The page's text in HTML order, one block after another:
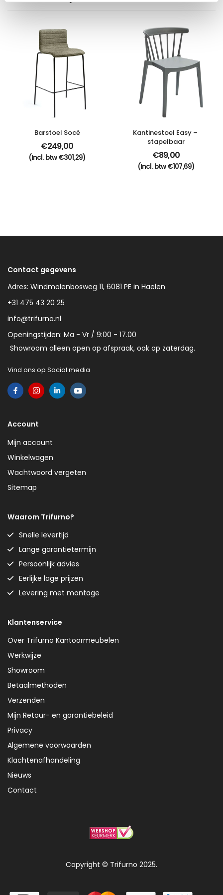
Barstoel Socé
€249,00
(Incl. btw€301,29)
Kantinestoel Easy –
stapelbaar
€89,00
(Incl. btw€107,69)
Contact gegevens
Adres: Windmolenbosweg 11, 6081 PE in Haelen
+31 475 43 20 25
info@trifurno.nl
Openingstijden: Ma - Vr / 9:00 - 17.00
Showroom alleen open op afspraak, ook op zaterdag.
Vind ons op Social media
Account
Mijn account
Winkelwagen
Wachtwoord vergeten
Sitemap
Waarom Trifurno?
Snelle levertijd
Lange garantietermijn
Persoonlijk advies
Eerlijke lage prijzen
Levering met montage
Klantenservice
Over Trifurno Kantoormeubelen
Werkwijze
Showroom
Betaalmethoden
Verzenden
Mijn Retour- en garantiebeleid
Privacy
Algemene voorwaarden
Klachtenafhandeling
Nieuws
Contact
Copyright © Trifurno 2025.